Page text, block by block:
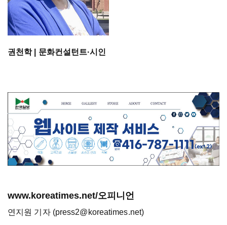
권천학 | 문화컨설턴트·시인
www.koreatimes.net/오피니언
연지원 기자 (press2@koreatimes.net)